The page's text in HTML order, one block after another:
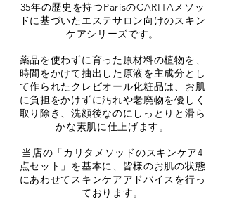
35年の歴史を持つParisのCARITAメソッ
ドに基づいたエステサロン向けのスキン
ケアシリーズです。
薬品を使わずに育った原材料の植物を、
時間をかけて抽出した原液を主成分とし
て作られたクレビオール化粧品は、お肌
に負担をかけずに汚れや老廃物を優しく
取り除き、洗顔後なのにしっとりと滑ら
かな素肌に仕上げます。
当店の「カリタメソッドのスキンケア4
点セット」を基本に、皆様のお肌の状態
にあわせてスキンケアアドバイスを行っ
ております。